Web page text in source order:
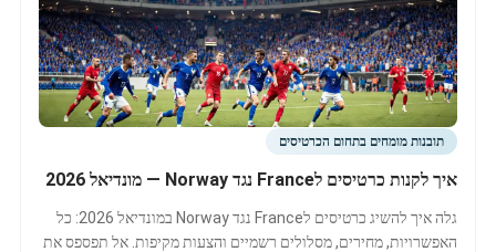
תובנות מומחים בתחום הכרטיסים
איך לקנות כרטיסים לFrance נגד Norway — מונדיאל 2026
גלה איך להשיג כרטיסים לFrance נגד Norway במונדיאל 2026: כל
האפשרויות, מחירים, מסלולים רשמיים והצעות מקיפות. אל תפספס את